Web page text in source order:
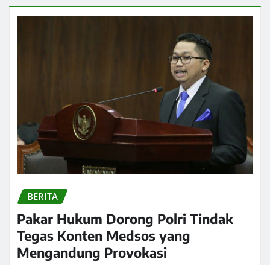
BERITA
Pakar Hukum Dorong Polri Tindak
Tegas Konten Medsos yang
Mengandung Provokasi